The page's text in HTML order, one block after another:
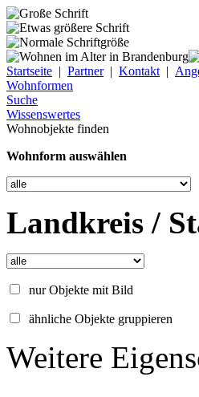
Startseite | Partner| Kontakt |
Wohnformen
Suche
Wissenswertes
Wohnobjekte finden
Wohnform auswählen
Landkreis /
nur Objekte mit Bild
ähnliche Objekte gruppieren
Weitere